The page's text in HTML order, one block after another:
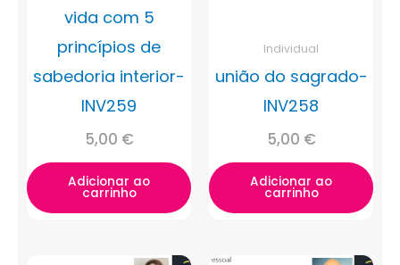
vida com 5
princípios de
sabedoria interior-
INV259
5,00 €
Adicionar ao
carrinho
Individual
união do sagrado-
INV258
5,00 €
Adicionar ao
carrinho